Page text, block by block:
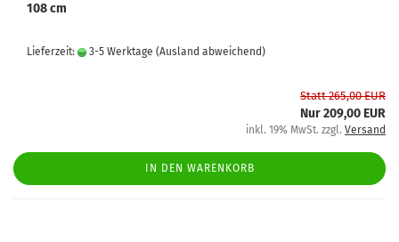
108 cm
Lieferzeit: 3-5 Werktage (Ausland abweichend)
Statt 265,00 EUR
Nur 209,00 EUR
inkl. 19% MwSt. zzgl. Versand
IN DEN WARENKORB